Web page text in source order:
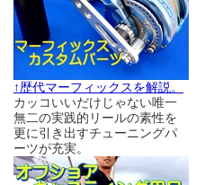
↑歴代マーフィックスを解説。
カッコいいだけじゃない唯一
無二の実践的リールの素性を
更に引き出すチューニングパ
ーツが充実。